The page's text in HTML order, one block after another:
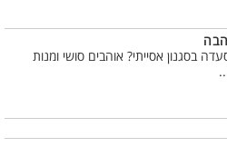
בסגנון אסייתי? אוהבים סושי ומנות